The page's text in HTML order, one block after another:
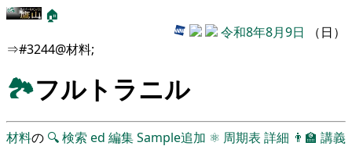
🏠
令和8年8月9日 （日）
⇒#3244@材料;
🏞フルトラニル
材料の 🔍検索 ed 編集Sample追加 ⚛ 周期表 詳細 👨‍🏫 講義